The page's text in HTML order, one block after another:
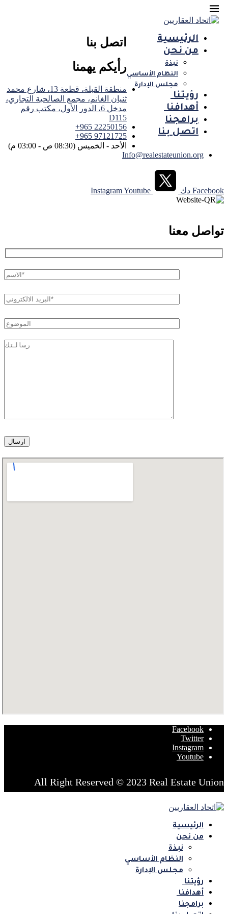
الرئيسية
من نحن
نبذة
النظام الأساسي
مجلس الإدارة
رؤيتنا ‏
أهدافنا ‏
برامجنا
اتصل بنا
اتصل بنا
رأيكم يهمنا
منطقة القبلة، قطعة 13، شارع محمد
ثنيان الغانم، مجمع الصالحية التجاري،
مدخل 6، الدور الأول، مكتب رقم
D115
22250156 965+
97121725 965+
الأحد - الخميس (08:30 ص - 03:00 م)
Info@realestateunion.org
Facebook دك InstagramYoutube
تواصل معنا
Facebook
Twitter
Instagram
Youtube
All Right Reserved © 2023 Real Estate Union
الرئيسية
من نحن
نبذة
النظام الأساسي
مجلس الإدارة
رؤيتنا ‏
أهدافنا ‏
برامجنا